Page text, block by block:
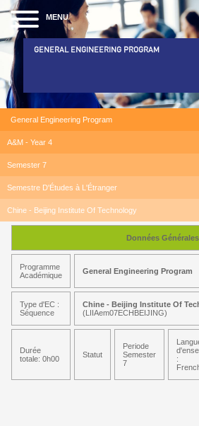
MENU
GENERAL ENGINEERING PROGRAM
General Engineering Program
A&M - Year 4
Semester 7
Semestre D'Études à L'Étranger
Chine - Beijing Institute Of Technology
Données Générales
Programme
Académique
General Engineering Program
Type d'EC :
Séquence
Chine - Beijing Institute Of
(LIIAem07ECHBEIJING)
Durée
totale: 0h00
Statut
Periode
Semester
7
: